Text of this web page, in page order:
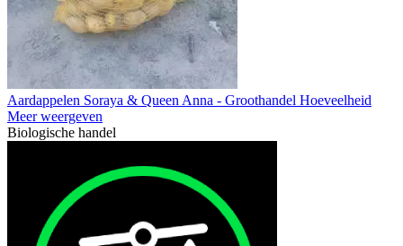
Aardappelen Soraya & Queen Anna - Groothandel Hoeveelheid
Meer weergeven
Biologische handel